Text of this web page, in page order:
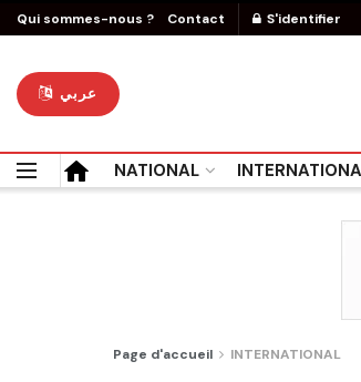
Qui sommes-nous ? Contact S'identifier
عربي
NATIONAL
Page d'accueil INTERNATIONAL